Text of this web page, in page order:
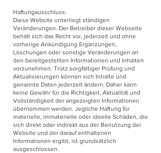
Haftungausschluss:
Diese Website unterliegt ständigen
Veränderungen. Der Betreiber dieser Webseite
behält sich das Recht vor, jederzeit und ohne
vorherige Ankündigung Ergänzungen,
Löschungen oder sonstige Veränderungen an
den bereitgestellten Informationen und Inhalten
vorzunehmen. Trotz sorgfältiger Prüfung und
Aktualisierungen können sich Inhalte und
genannte Daten jederzeit ändern. Daher kann
keine Gewähr für die Richtigkeit, Aktualität und
Vollständigkeit der angezeigten Informationen
übernommen werden. Jegliche Haftung für
materielle, immaterielle oder ideelle Schäden, die
sich direkt oder indirekt aus der Benutzung der
Website und der darauf enthaltenen
Informationen ergibt, ist grundsätzlich
ausgeschlossen.